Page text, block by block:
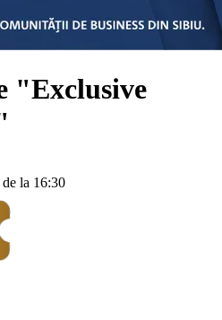
"Exclusive
la 16:30